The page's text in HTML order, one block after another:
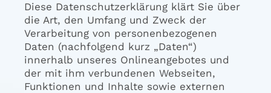
Diese Datenschutzerklärung klärt Sie über
die Art, den Umfang und Zweck der
Verarbeitung von personenbezogenen
Daten (nachfolgend kurz „Daten“)
innerhalb unseres Onlineangebotes und
der mit ihm verbundenen Webseiten,
Funktionen und Inhalte sowie externen